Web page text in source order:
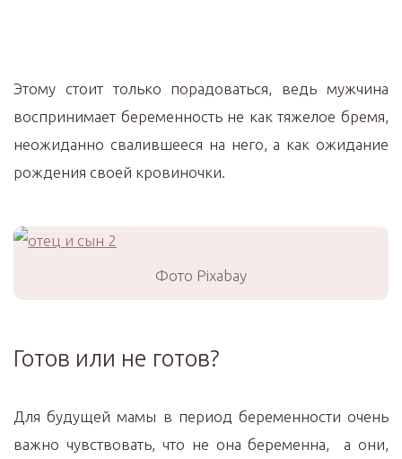
Этому стоит только порадоваться, ведь мужчина
воспринимает беременность не как тяжелое бремя,
неожиданно свалившееся на него, а как ожидание
рождения своей кровиночки.
Фото Pixabay
Готов или не готов?
Для будущей мамы в период беременности очень
важно чувствовать, что не она беременна, а они,